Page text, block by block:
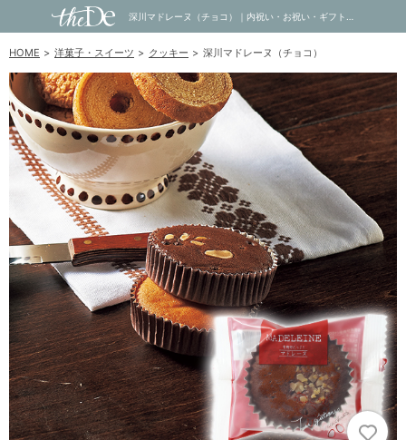
HOME 洋菓子・スイーツ クッキー 深川マドレーヌ（チョコ）